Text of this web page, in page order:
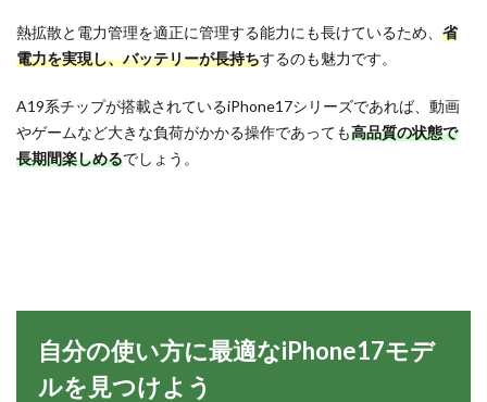
熱拡散と電力管理を適正に管理する能力にも長けているため、 省
電力を実現し、バッテリーが長持ちするのも魅力です。
A19系チップが搭載されているiPhone17シリーズであれば、動画
やゲームなど大きな負荷がかかる操作であっても高品質の状態で
長期間楽しめるでしょう。
自分の使い方に最適なiPhone17モデ
ルを見つけよう